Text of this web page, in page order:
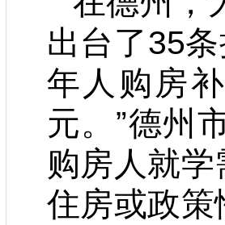
出台了35
年人购房
元。”德州
购房人就
住房或政